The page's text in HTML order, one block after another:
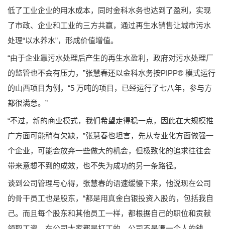
低了工业企业的用水成本，同时金科水务也达到了盈利，实现
了市政、企业和工业的三方共赢，通过再生水销售让城市污水
处理“以水养水”，形成价值增值。
“由于企业靠污水处理后产生的再生水盈利，政府对污水处理厂
的监管也不会有压力，”张慧春还以金科水务按PIPP® 模式运行
的山西项目为例，“5 万吨的项目，已经运行了七八年，参与方
都很满意。”
“不过，新的商业模式，我们希望走得稳一点，因此在大规模推
广方面可能稍有欠缺，”张慧春也坦言，先从专业化方面做强一
个企业，可能会放弃一些做大的机会，但极致化的追求往往会
带来意想不到的成效，也不失为成功的另一条路径。
谈到公司管理与心得，张慧春的语速缓慢下来，他说现在公司
的骨干员工也是股东，“都是用真金白银投资入股的，包括我自
己。而且每个股东和其他员工一样，都根据自己的职位和贡献